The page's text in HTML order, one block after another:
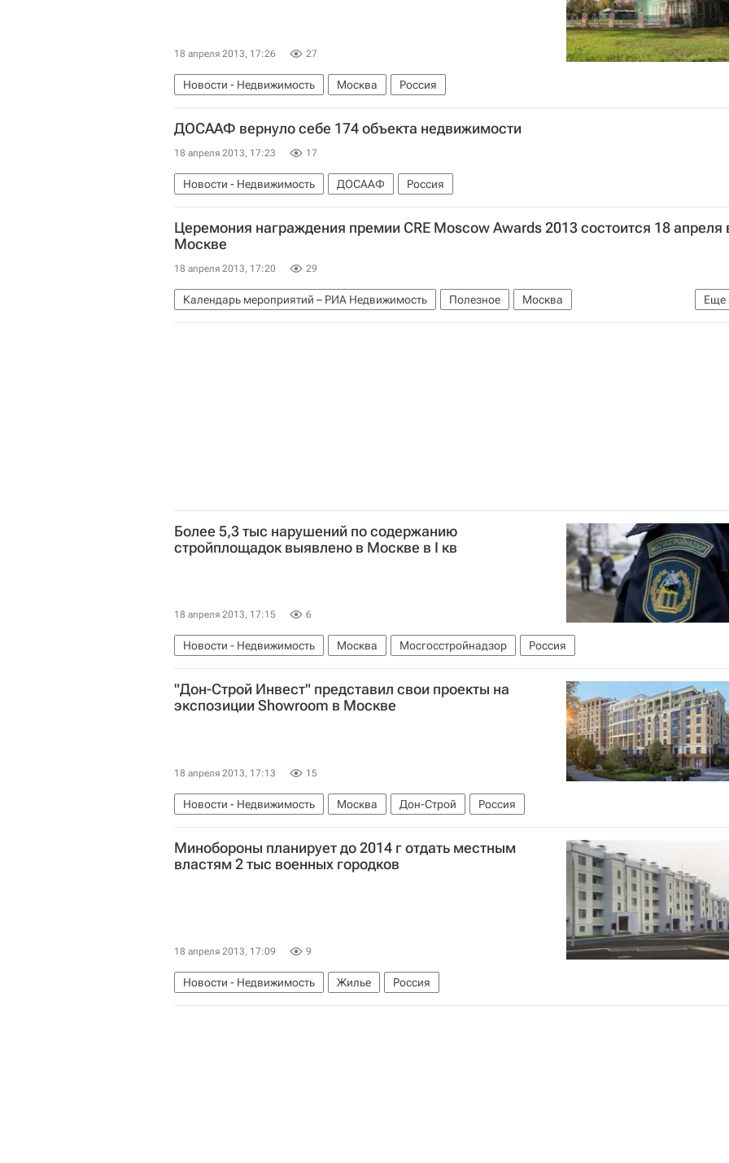
18 апреля 2013, 17:26 27
Новости - Недвижимость Москва Россия
ДОСААФ вернуло себе 174 объекта недвижимости
18 апреля 2013, 17:23 17
Новости - Недвижимость ДОСААФ Россия
Церемония награждения премии CRE Moscow Awards 2013 состоится 18 апреля
Москве
18 апреля 2013, 17:20 29
Еще
Календарь мероприятий – РИА Недвижимость Полезное
Москва
Коммерческая недвижимость
Конкурсы Россия
Более 5,3 тыс нарушений по содержанию
стройплощадок выявлено в Москве в I кв
18 апреля 2013, 17:15 6
Новости - Недвижимость Москва Мосгосстройнадзор Россия
"Дон-Строй Инвест" представил свои проекты на
экспозиции Showroom в Москве
18 апреля 2013, 17:13 15
Новости - Недвижимость Москва Дон-Строй Россия
Минобороны планирует до 2014 г отдать местным
властям 2 тыс военных городков
18 апреля 2013, 17:09 9
Новости - Недвижимость Жилье Россия